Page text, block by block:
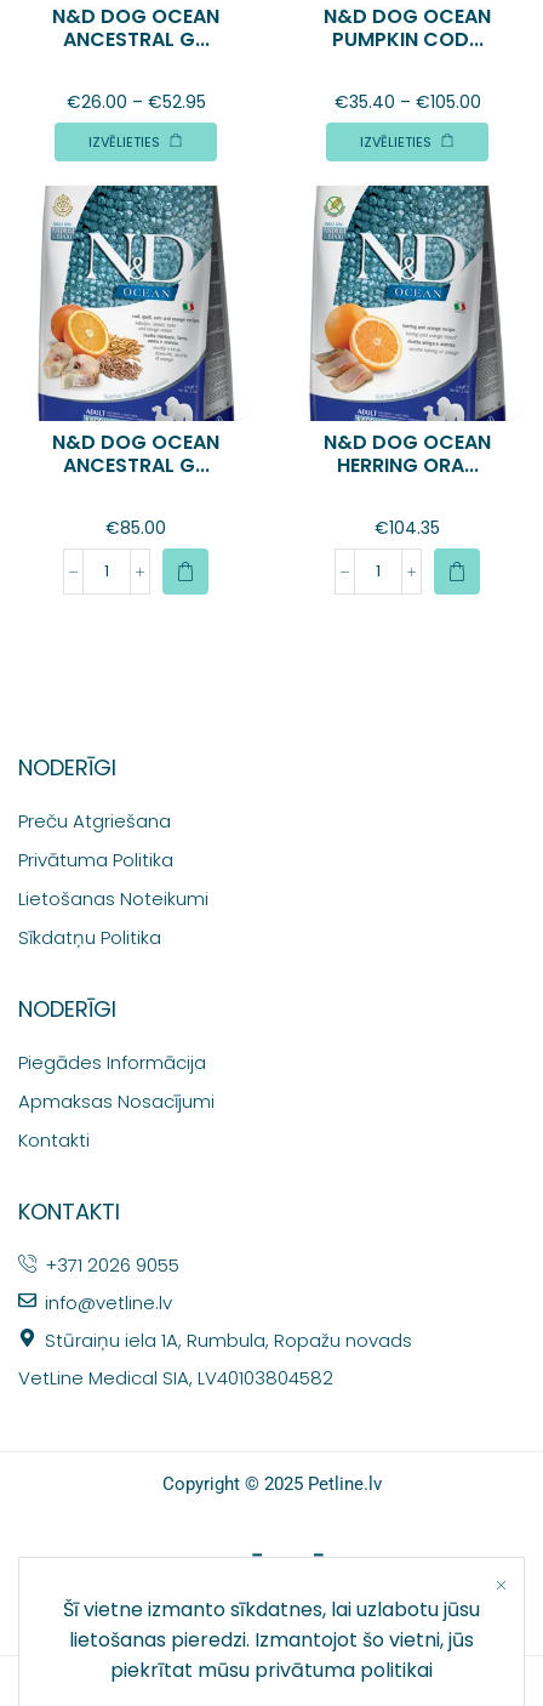
N&D DOG OCEAN
ANCESTRAL G...
€26.00 – €52.95
IZVĒLIETIES
N&D DOG OCEAN
PUMPKIN COD...
€35.40 – €105.00
IZVĒLIETIES
N&D DOG OCEAN
ANCESTRAL G...
€85.00
N&D DOG OCEAN
HERRING ORA...
€104.35
Šī vietne izmanto sīkdatnes, lai uzlabotu jūsu
lietošanas pieredzi. Izmantojot šo vietni, jūs
piekrītat mūsu privātuma politikai
NODERĪGI
Preču Atgriešana
Privātuma Politika
Lietošanas Noteikumi
Sīkdatņu Politika
NODERĪGI
Piegādes Informācija
Apmaksas Nosacījumi
Kontakti
KONTAKTI
+371 2026 9055
info@vetline.lv
Stūraiņu iela 1A, Rumbula, Ropažu novads
VetLine Medical SIA, LV40103804582
Copyright © 2025 Petline.lv
SOCIĀLIE TĪKLI